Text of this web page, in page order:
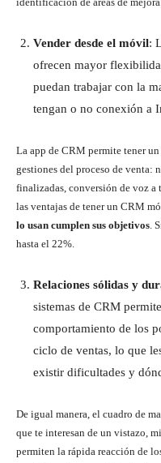
Vender desde el móvil:
ofrecen mayor
puedan trabajar con la
tengan o no conexión a
La app de CRM permite tener
gestiones del proceso de venta:
finalizadas, conversión de voz
las ventajas de tener un CRM
lo usan cumplen sus objetivos.
hasta el 22%.
Relaciones sólidas y
sistemas de CRM
comportamiento de los
ciclo de ventas, lo que
existir dificultades y
De igual manera, el cuadro de
que te interesan de un vistazo,
permiten la rápida reacción de